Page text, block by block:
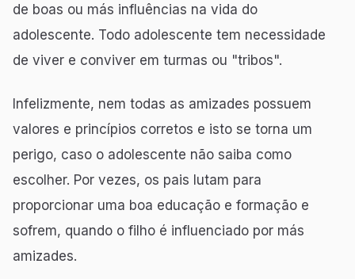
de boas ou más influências na vida do
adolescente. Todo adolescente tem necessidade
de viver e conviver em turmas ou "tribos".
Infelizmente, nem todas as amizades possuem
valores e princípios corretos e isto se torna um
perigo, caso o adolescente não saiba como
escolher. Por vezes, os pais lutam para
proporcionar uma boa educação e formação e
sofrem, quando o filho é influenciado por más
amizades.